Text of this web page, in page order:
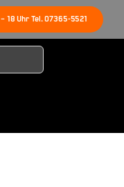
18 Uhr Tel. 07365-5521